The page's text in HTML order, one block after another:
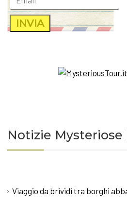
Notizie Mysteriose
Viaggio da brividi tra borghi